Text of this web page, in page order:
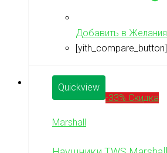
Добавить в Желания
[yith_compare_button]
Quickview
-33% Скидка
Marshall